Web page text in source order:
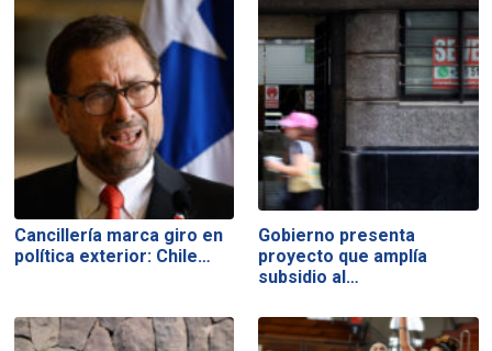
Cancillería marca giro en
política exterior: Chile…
Gobierno presenta
proyecto que amplía
subsidio al…